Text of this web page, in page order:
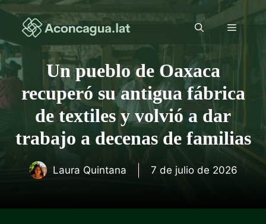
Saltar
contenido
Menú
Un pueblo de Oaxaca
recuperó su antigua fábrica
de textiles y volvió a dar
trabajo a decenas de familias
Laura Quintana 7 de julio de 2026